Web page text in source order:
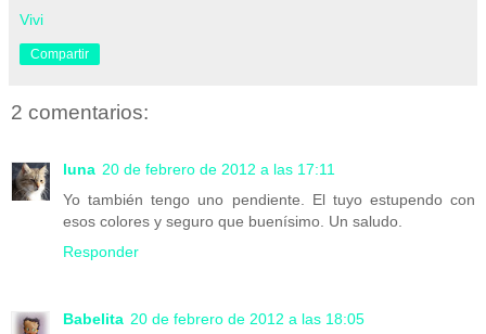
Vivi
Compartir
2 comentarios:
luna 20 de febrero de 2012 a las 17:11
Yo también tengo uno pendiente. El tuyo estupendo con
esos colores y seguro que buenísimo. Un saludo.
Responder
Babelita 20 de febrero de 2012 a las 18:05